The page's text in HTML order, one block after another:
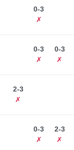
0-3
✗
0-3
✗
0-3
✗
2-3
✗
0-3
✗
2-3
✗